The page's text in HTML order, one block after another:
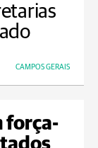
CAMPOS GERAIS
força-